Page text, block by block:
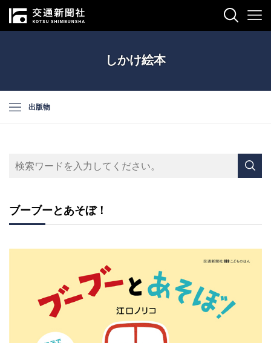
しかけ絵本
出版物
ブーブーとあそぼ！